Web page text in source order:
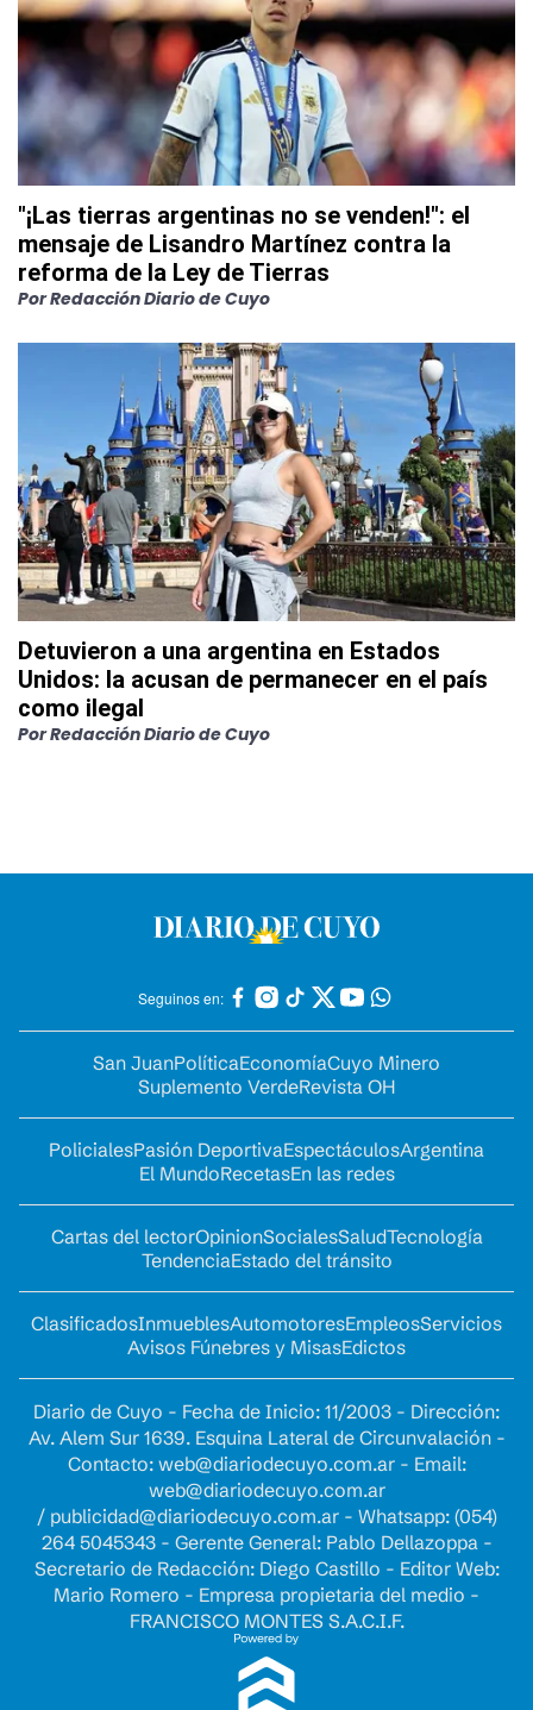
"¡Las tierras argentinas no se venden!": el
mensaje de Lisandro Martínez contra la
reforma de la Ley de Tierras
PorRedacción Diario de Cuyo
Detuvieron a una argentina en Estados
Unidos: la acusan de permanecer en el país
como ilegal
PorRedacción Diario de Cuyo
Seguinos en:
San JuanPolíticaEconomíaCuyo Minero
Suplemento VerdeRevista OH
PolicialesPasión DeportivaEspectáculosArgentina
El MundoRecetasEn las redes
Cartas del lectorOpinionSocialesSaludTecnología
TendenciaEstado del tránsito
ClasificadosInmueblesAutomotoresEmpleosServicios
Avisos Fúnebres y MisasEdictos
Diario de Cuyo - Fecha de Inicio: 11/2003 - Dirección:
Av. Alem Sur 1639. Esquina Lateral de Circunvalación -
Contacto: web@diariodecuyo.com.ar- Email:
web@diariodecuyo.com.ar
/ publicidad@diariodecuyo.com.ar- Whatsapp: (054)
264 5045343 - Gerente General: Pablo Dellazoppa -
Secretario de Redacción: Diego Castillo - Editor Web:
Mario Romero - Empresa propietaria del medio -
FRANCISCO MONTES S.A.C.I.F.